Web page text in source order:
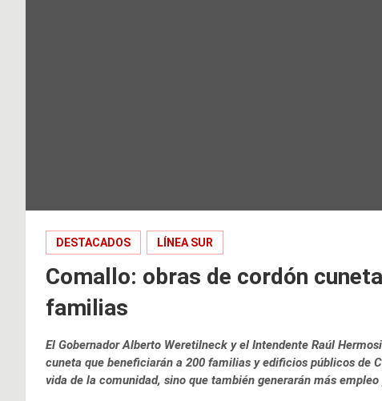
DESTACADOS LÍNEA SUR
Comallo: obras de cordón
familias
El Gobernador Alberto Weretilneck y el Intendente Raúl
cuneta que beneficiarán a 200 familias y edificios públicos de
vida de la comunidad, sino que también generarán más